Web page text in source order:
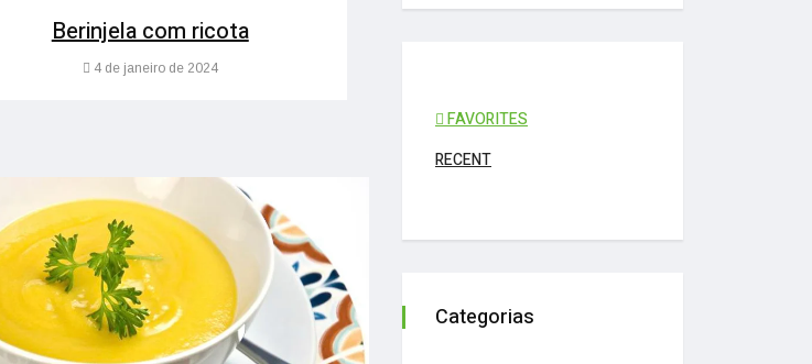
Berinjela com ricota
4 de janeiro de 2024
FAVORITES
RECENT
Categorias